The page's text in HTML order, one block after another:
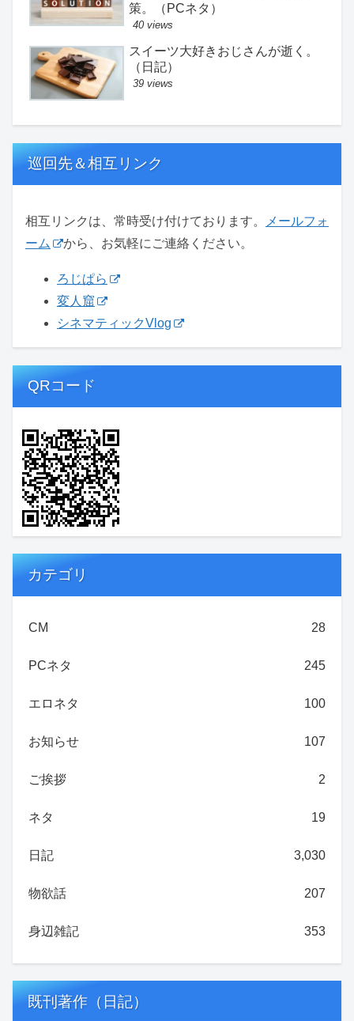
策。（PCネタ）
40 views
スイーツ大好きおじさんが逝く。
（日記）
39 views
巡回先＆相互リンク
相互リンクは、常時受け付けております。
メールフォ
ーム
から、お気軽にご連絡ください。
ろじぱら
変人窟
シネマティックVlog
QRコード
カテゴリ
CM 28
PCネタ 245
エロネタ 100
お知らせ 107
ご挨拶 2
ネタ 19
日記 3,030
物欲話 207
身辺雑記 353
既刊著作（日記）